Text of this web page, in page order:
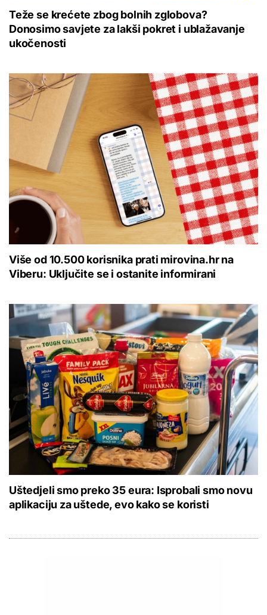
Teže se krećete zbog bolnih zglobova?
Donosimo savjete za lakši pokret i ublažavanje
ukočenosti
Više od 10.500 korisnika prati mirovina.hr na
Viberu: Uključite se i ostanite informirani
Uštedjeli smo preko 35 eura: Isprobali smo novu
aplikaciju za uštede, evo kako se koristi